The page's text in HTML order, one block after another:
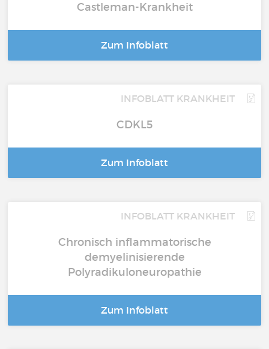
Castleman-Krankheit
Zum Infoblatt
INFOBLATT KRANKHEIT
CDKL5
Zum Infoblatt
INFOBLATT KRANKHEIT
Chronisch inflammatorische
demyelinisierende
Polyradikuloneuropathie
Zum Infoblatt